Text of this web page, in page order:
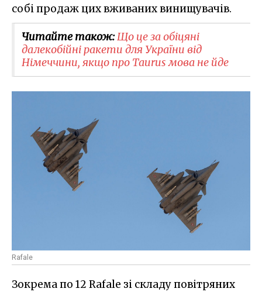
собі продаж цих вживаних винищувачів.
Читайте також:Що це за обіцяні
далекобійні ракети для України від
Німеччини, якщо про Taurus мова не йде
Rafale
Зокрема по 12 Rafale зі складу повітряних